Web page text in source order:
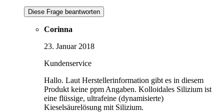
Diese Frage beantworten
Corinna
23. Januar 2018
Kundenservice
Hallo. Laut Herstellerinformation gibt es in diesem
Produkt keine ppm Angaben. Kolloidales Silizium ist
eine flüssige, ultrafeine (dynamisierte)
Kieselsäurelösung mit Silizium.